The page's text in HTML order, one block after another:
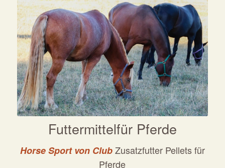
Futtermittelfür Pferde
Horse Sport von ClubZusatzfutter Pellets für
Pferde